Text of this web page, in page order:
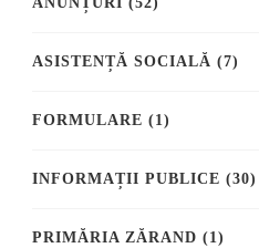
ASISTENȚĂ SOCIALĂ (7)
FORMULARE (1)
INFORMAȚII PUBLICE (30)
PRIMĂRIA ZĂRAND (1)